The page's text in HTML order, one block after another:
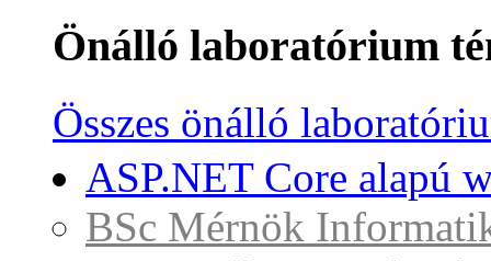
Önálló laboratórium
Összes önálló
ASP.NET Core alapú
BSc Mérnök